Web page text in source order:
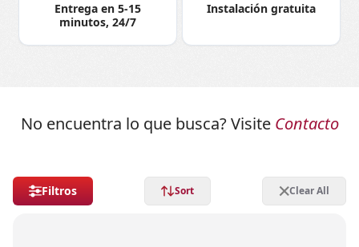
Entrega en 5-15
minutos, 24/7
Instalación gratuita
No encuentra lo que busca? Visite Contacto
Filtros Sort Clear All